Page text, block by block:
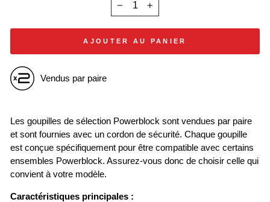
AJOUTER AU PANIER
Vendus par paire
Les goupilles de sélection Powerblock sont vendues par paire
et sont fournies avec un cordon de sécurité. Chaque goupille
est conçue spécifiquement pour être compatible avec certains
ensembles Powerblock. Assurez-vous donc de choisir celle qui
convient à votre modèle.
Caractéristiques principales :